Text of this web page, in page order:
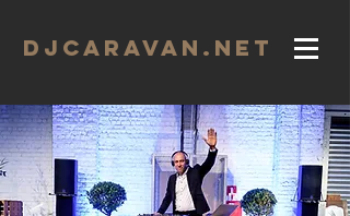
DJCARAVAN.net